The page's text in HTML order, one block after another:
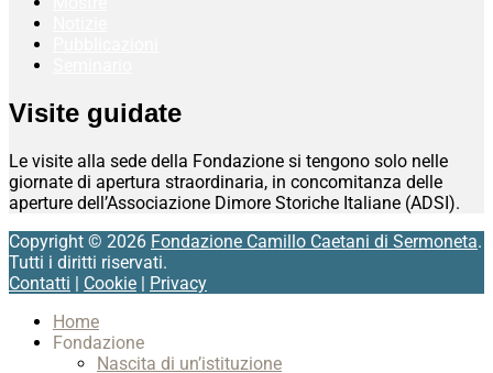
Visite guidate
Le visite alla sede della Fondazione si tengono solo nelle
giornate di apertura straordinaria, in concomitanza delle
aperture dell’Associazione Dimore Storiche Italiane (ADSI).
Copyright © 2026 Fondazione Camillo Caetani di Sermoneta.
Tutti i diritti riservati.
Contatti
Cookie
Privacy
Home
Fondazione
Nascita di un’istituzione